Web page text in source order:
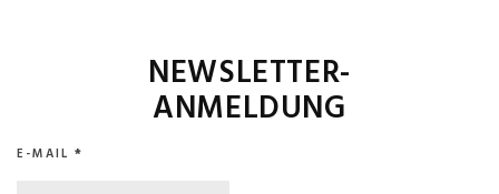
NEWSLETTER-
ANMELDUNG
E-MAIL *